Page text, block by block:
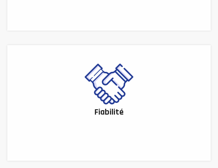
Fiabilité